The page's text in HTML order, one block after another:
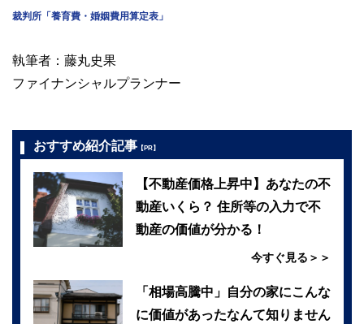
裁判所「養育費・婚姻費用算定表」
執筆者：藤丸史果
ファイナンシャルプランナー
おすすめ紹介記事 【PR】
【不動産価格上昇中】あなたの不
動産いくら？ 住所等の入力で不
動産の価値が分かる！
今すぐ見る＞＞
「相場高騰中」自分の家にこんな
に価値があったなんて知りません